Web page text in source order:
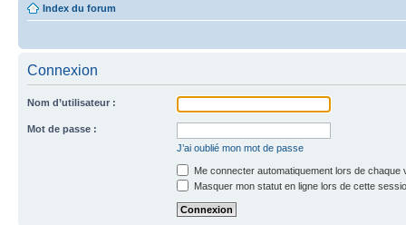
Index du forum
Connexion
Nom d’utilisateur :
Mot de passe :
J’ai oublié mon mot de passe
Me connecter automatiquement lors de chaque
Masquer mon statut en ligne lors de cette